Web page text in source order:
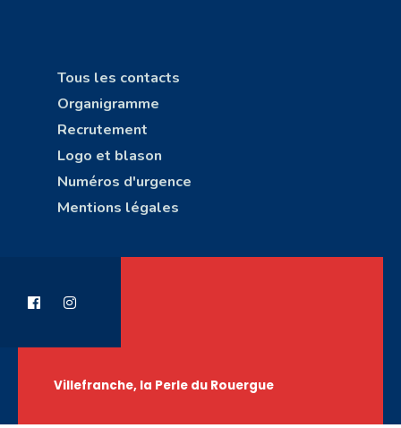
Tous les contacts
Organigramme
Recrutement
Logo et blason
Numéros d'urgence
Mentions légales
Villefranche, la Perle du Rouergue